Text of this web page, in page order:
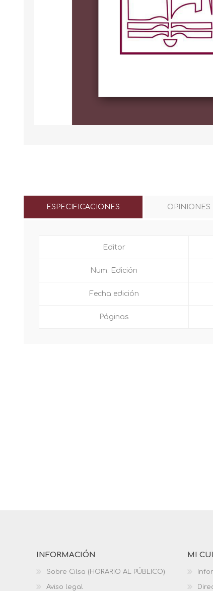
ESPECIFICACIONES OPINIONES
Editor
Num. Edición
Fecha edición
Páginas
INFORMACIÓN
Sobre Cilsa (HORARIO AL PÚBLICO)
Aviso legal
MI